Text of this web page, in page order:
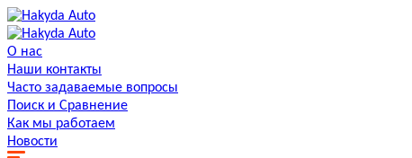
О нас
Наши контакты
Часто задаваемые вопросы
Поиск и Сравнение
Как мы работаем
Новости